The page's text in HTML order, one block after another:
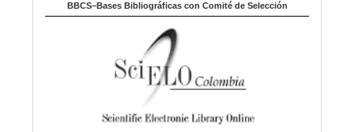
BBCS–Bases Bibliográficas con Comité de Selección